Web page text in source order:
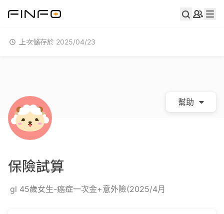
上次儲存於 2025/04/23
幫助
保險試算
gl 45歲女生-癌症一次金+意外險(2025/4月